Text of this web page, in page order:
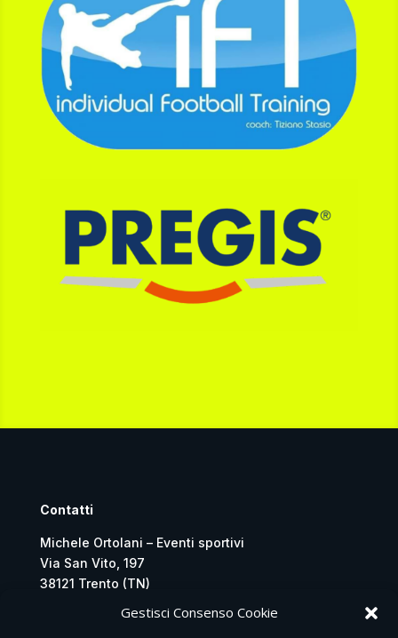
Gestisci Consenso Cookie
Contatti
Michele Ortolani – Eventi sportivi
Via San Vito, 197
38121 Trento (TN)
349 2987 620